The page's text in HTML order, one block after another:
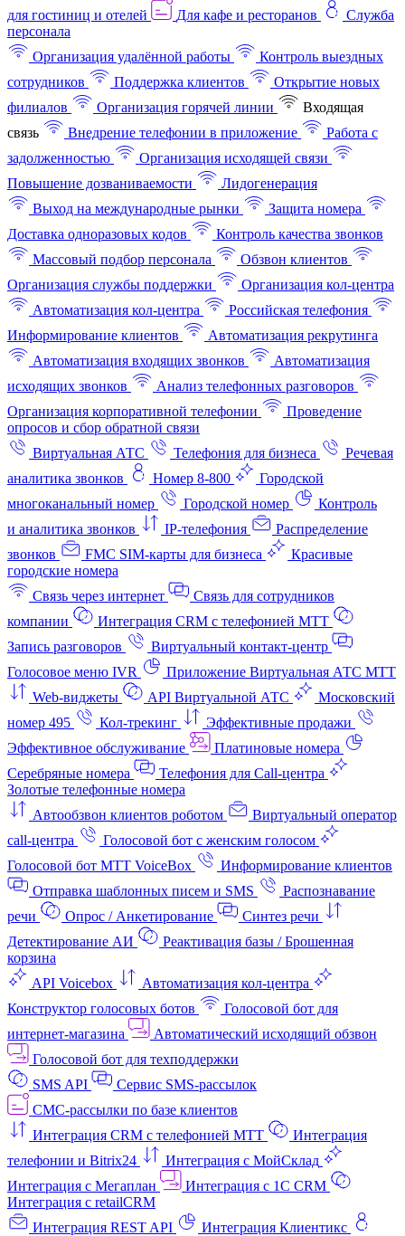
для гостиниц и отелей
Для кафе и ресторанов
Служба
персонала
Организация удалённой работы
Контроль выездных
сотрудников
Поддержка клиентов
Открытие новых
филиалов
Организация горячей линии
Входящая
связь
Внедрение телефонии в приложение
Работа с
задолженностью
Организация исходящей связи
Повышение дозваниваемости
Лидогенерация
Выход на международные рынки
Защита номера
Доставка одноразовых кодов
Контроль качества звонков
Массовый подбор персонала
Обзвон клиентов
Организация службы поддержки
Организация кол-центра
Автоматизация кол-центра
Российская телефония
Информирование клиентов
Автоматизация рекрутинга
Автоматизация входящих звонков
Автоматизация
исходящих звонков
Анализ телефонных разговоров
Организация корпоративной телефонии
Проведение
опросов и сбор обратной связи
Виртуальная АТС
Телефония для бизнеса
Речевая
аналитика звонков
Номер 8-800
Городской
многоканальный номер
Городской номер
Контроль
и аналитика звонков
IP-телефония
Распределение
звонков
FMC SIM-карты для бизнеса
Красивые
городские номера
Связь через интернет
Связь для сотрудников
компании
Интеграция CRM с телефонией МТТ
Запись разговоров
Виртуальный контакт‑центр
Голосовое меню IVR
Приложение Виртуальная АТС МТТ
Web-виджеты
API Виртуальной АТС
Московский
номер 495
Кол-трекинг
Эффективные продажи
Эффективное обслуживание
Платиновые номера
Серебряные номера
Телефония для Call-центра
Золотые телефонные номера
Автообзвон клиентов роботом
Виртуальный оператор
call-центра
Голосовой бот с женским голосом
Голосовой бот МТТ VoiceBox
Информирование клиентов
Отправка шаблонных писем и SMS
Распознавание
речи
Опрос / Анкетирование
Синтез речи
Детектирование АИ
Реактивация базы / Брошенная
корзина
API Voicebox
Автоматизация кол‑центра
Конструктор голосовых ботов
Голосовой бот для
интернет‑магазина
Автоматический исходящий обзвон
Голосовой бот для техподдержки
SMS API
Сервис SMS-рассылок
СМС-рассылки по базе клиентов
Интеграция CRM с телефонией МТТ
Интеграция
телефонии и Bitrix24
Интеграция с МойСклад
Интеграция с Мегаплан
Интеграция с 1C CRM
Интеграция с retailCRM
Интеграция REST API
Интеграция Клиентикс